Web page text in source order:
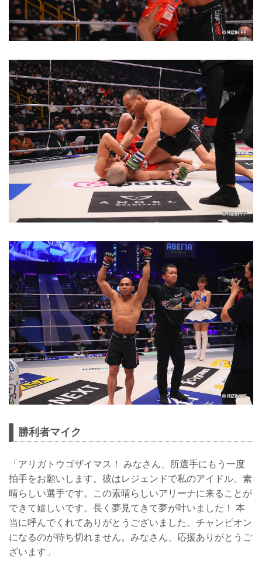
勝利者マイク
「アリガトウゴザイマス！ みなさん、所選手にもう一度
拍手をお願いします。彼はレジェンドで私のアイドル、素
晴らしい選手です。この素晴らしいアリーナに来ることが
できて嬉しいです。長く夢見てきて夢が叶いました！ 本
当に呼んでくれてありがとうございました。チャンピオン
になるのが待ち切れません。みなさん、応援ありがとうご
ざいます」